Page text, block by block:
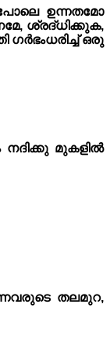
ഉന്നതമോ
ശ്രദ്‌ധിക്കുക,
ഒരു
മുകളിൽ
തലമുറ,